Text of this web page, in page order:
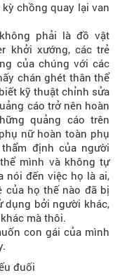
chồng quay lại van
phải là đồ vật
khởi xướng, các trẻ
của chúng với các
chán ghét thân thể
kỹ thuật chỉnh sửa
cáo trở nên hoàn
quảng cáo trên
nữ hoàn toàn phụ
định của người
mình và không tự
nói đến việc họ là ai,
họ thế nào đã bị
dụng bởi người khác,
mà thôi.
con gái của mình
đuối